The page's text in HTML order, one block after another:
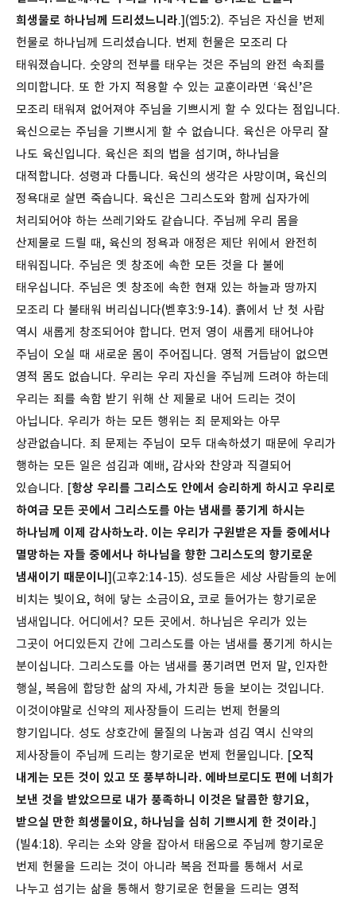
희생물로 하나님께 드리셨느니라.](엡5:2). 주님은 자신을 번제
헌물로 하나님께 드리셨습니다. 번제 헌물은 모조리 다
태워졌습니다. 숫양의 전부를 태우는 것은 주님의 완전 속죄를
의미합니다. 또 한 가지 적용할 수 있는 교훈이라면 ‘육신’은
모조리 태워져 없어져야 주님을 기쁘시게 할 수 있다는 점입니다.
육신으로는 주님을 기쁘시게 할 수 없습니다. 육신은 아무리 잘
나도 육신입니다. 육신은 죄의 법을 섬기며, 하나님을
대적합니다. 성령과 다툽니다. 육신의 생각은 사망이며, 육신의
정욕대로 살면 죽습니다. 육신은 그리스도와 함께 십자가에
처리되어야 하는 쓰레기와도 같습니다. 주님께 우리 몸을
산제물로 드릴 때, 육신의 정욕과 애정은 제단 위에서 완전히
태워집니다. 주님은 옛 창조에 속한 모든 것을 다 불에
태우십니다. 주님은 옛 창조에 속한 현재 있는 하늘과 땅까지
모조리 다 불태워 버리십니다(벧후3:9-14). 흙에서 난 첫 사람
역시 새롭게 창조되어야 합니다. 먼저 영이 새롭게 태어나야
주님이 오실 때 새로운 몸이 주어집니다. 영적 거듭남이 없으면
영적 몸도 없습니다. 우리는 우리 자신을 주님께 드려야 하는데
우리는 죄를 속함 받기 위해 산 제물로 내어 드리는 것이
아닙니다. 우리가 하는 모든 행위는 죄 문제와는 아무
상관없습니다. 죄 문제는 주님이 모두 대속하셨기 때문에 우리가
행하는 모든 일은 섬김과 예배, 감사와 찬양과 직결되어
있습니다. [항상 우리를 그리스도 안에서 승리하게 하시고 우리로
하여금 모든 곳에서 그리스도를 아는 냄새를 풍기게 하시는
하나님께 이제 감사하노라. 이는 우리가 구원받은 자들 중에서나
멸망하는 자들 중에서나 하나님을 향한 그리스도의 향기로운
냄새이기 때문이니](고후2:14-15). 성도들은 세상 사람들의 눈에
비치는 빛이요, 혀에 닿는 소금이요, 코로 들어가는 향기로운
냄새입니다. 어디에서? 모든 곳에서. 하나님은 우리가 있는
그곳이 어디있든지 간에 그리스도를 아는 냄새를 풍기게 하시는
분이십니다. 그리스도를 아는 냄새를 풍기려면 먼저 말, 인자한
행실, 복음에 합당한 삶의 자세, 가치관 등을 보이는 것입니다.
이것이야말로 신약의 제사장들이 드리는 번제 헌물의
향기입니다. 성도 상호간에 물질의 나눔과 섬김 역시 신약의
제사장들이 주님께 드리는 향기로운 번제 헌물입니다. [오직
내게는 모든 것이 있고 또 풍부하니라. 에바브로디도 편에 너희가
보낸 것을 받았으므로 내가 풍족하니 이것은 달콤한 향기요,
받으실 만한 희생물이요, 하나님을 심히 기쁘시게 한 것이라.]
(빌4:18). 우리는 소와 양을 잡아서 태움으로 주님께 향기로운
번제 헌물을 드리는 것이 아니라 복음 전파를 통해서 서로
나누고 섬기는 삶을 통해서 향기로운 헌물을 드리는 영적